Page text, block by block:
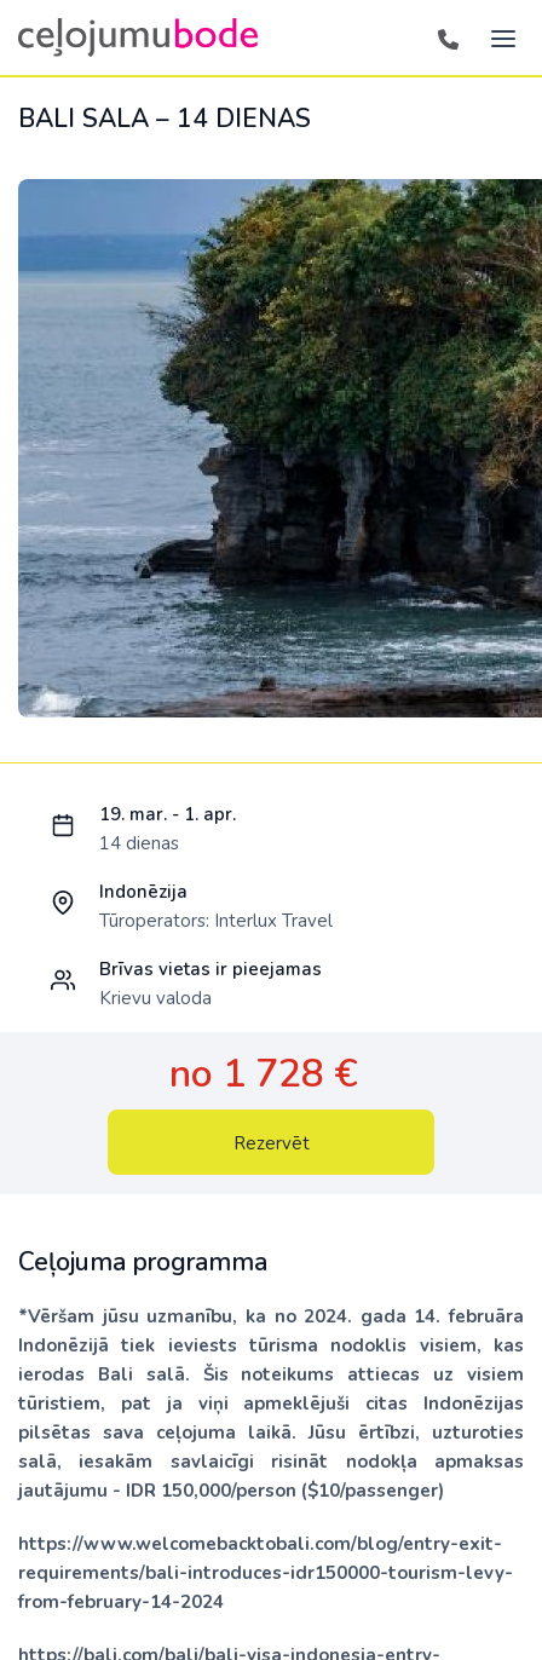
BALI SALA – 14 DIENAS
Ceļojuma programma
*Vēršam jūsu uzmanību, ka no 2024. gada 14. februāra
Indonēzijā tiek ieviests tūrisma nodoklis visiem, kas
ierodas Bali salā. Šis noteikums attiecas uz visiem
tūristiem, pat ja viņi apmeklējuši citas Indonēzijas
pilsētas sava ceļojuma laikā. Jūsu ērtībzi, uzturoties
salā, iesakām savlaicīgi risināt nodokļa apmaksas
jautājumu - IDR 150,000/person ($10/passenger)
https://www.welcomebacktobali.com/blog/entry-exit-
requirements/bali-introduces-idr150000-tourism-levy-
from-february-14-2024
https://bali.com/bali/bali-visa-indonesia-entry-
19. mar. - 1. apr.
14 dienas
Indonēzija
Tūroperators: Interlux Travel
Brīvas vietas ir pieejamas
Krievu valoda
no 1 728 €
Rezervēt